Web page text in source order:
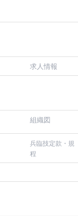
求人情報
組織図
兵臨技定款・規
程